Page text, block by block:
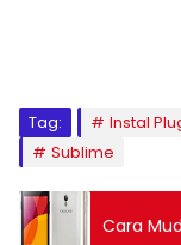
Tag: Instal
Sublime
Cara